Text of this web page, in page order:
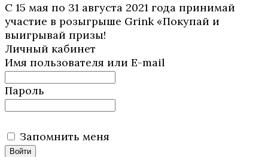
С 15 мая по 31 августа 2021 года принимай
участие в розыгрыше Grink «Покупай и
выигрывай призы!
Личный кабинет
Имя пользователя или E-mail
Пароль
Запомнить меня